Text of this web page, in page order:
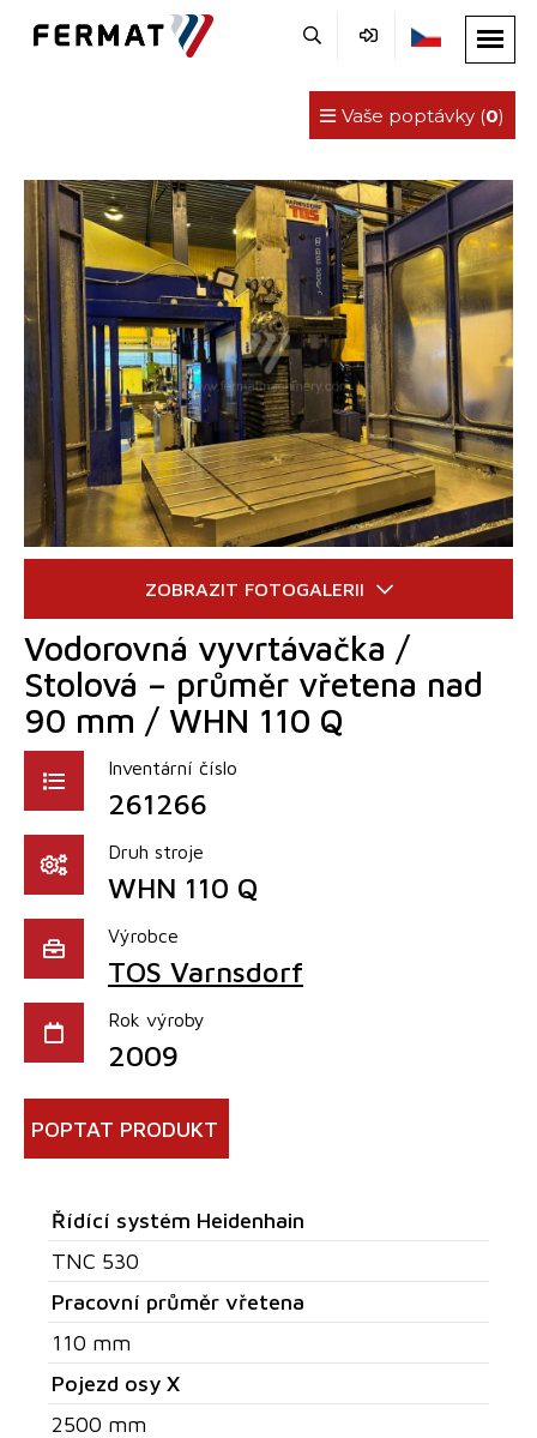
Vaše poptávky (0)
Vodorovná vyvrtávačka /
Stolová – průměr vřetena nad
90 mm / WHN 110 Q
Inventární číslo
261266
Druh stroje
WHN 110 Q
Výrobce
TOS Varnsdorf
Rok výroby
2009
POPTAT PRODUKT
Řídící systém Heidenhain
TNC 530
Pracovní průměr vřetena
110 mm
Pojezd osy X
2500 mm